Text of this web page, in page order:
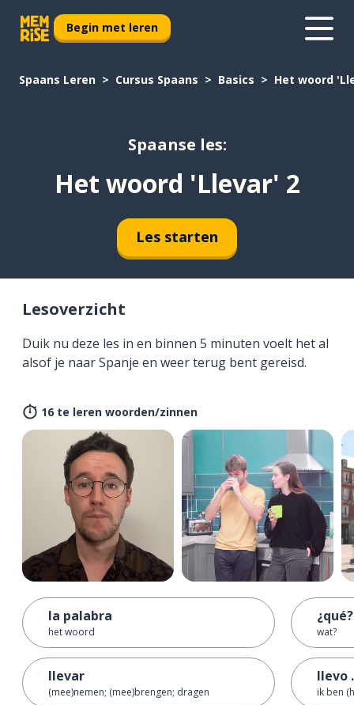
Begin met leren
Spaans Leren Cursus Spaans Basics Het woord
Spaanse les:
Het woord 'Llevar' 2
Les starten
Lesoverzicht
Duik nu deze les in en binnen 5 minuten voelt het al
alsof je naar Spanje en weer terug bent gereisd.
16 te leren woorden/zinnen
la palabra
het woord
llevar
(mee)nemen; (mee)brengen; dragen
¿qué?
wat?
llevo
ik ben